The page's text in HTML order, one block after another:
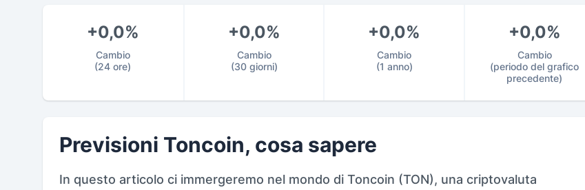
Cambio
(24 ore)
+0,0%
Cambio
(30 giorni)
+0,0%
Cambio
(1 anno)
+0,0%
Cambio
(periodo del grafico
precedente)
+0,0%
Previsioni Toncoin, cosa sapere
In questo articolo ci immergeremo nel mondo di Toncoin (TON), una criptovaluta